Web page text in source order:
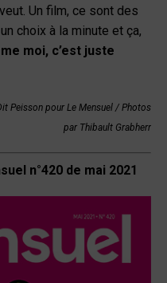
Un film, ce sont des
choix à la minute et ça,
moi, c’est juste
Peisson pour Le Mensuel / Photos
par Thibault Grabherr
n°420 de mai 2021